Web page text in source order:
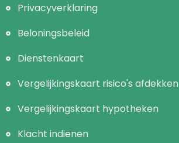
Privacyverklaring
Beloningsbeleid
Dienstenkaart
Vergelijkingskaart risico's afdekken
Vergelijkingskaart hypotheken
Klacht indienen